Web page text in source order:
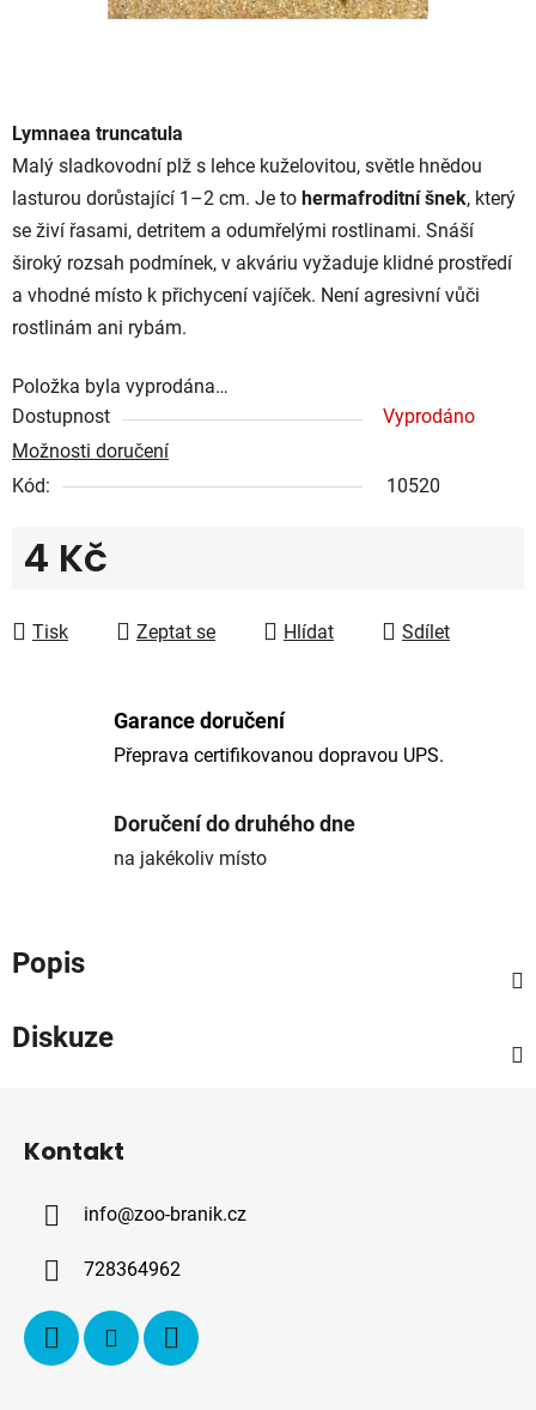
Lymnaea truncatula
Malý sladkovodní plž s lehce kuželovitou, světle hnědou
lasturou dorůstající 1–2 cm. Je to hermafroditní šnek, který
se živí řasami, detritem a odumřelými rostlinami. Snáší
široký rozsah podmínek, v akváriu vyžaduje klidné prostředí
a vhodné místo k přichycení vajíček. Není agresivní vůči
rostlinám ani rybám.
Položka byla vyprodána…
Dostupnost
Vyprodáno
Možnosti doručení
Kód:
10520
4 Kč
Tisk
Zeptat se Hlídat Sdílet
Garance doručení
Přeprava certifikovanou dopravou UPS.
Doručení do druhého dne
na jakékoliv místo
Popis
Diskuze
Kontakt
info@zoo-branik.cz
728364962